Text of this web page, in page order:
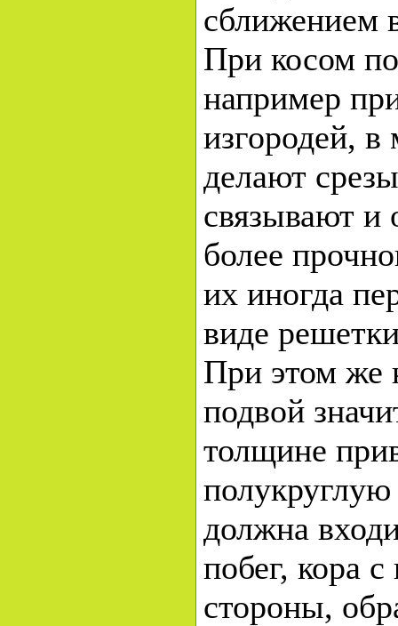
сближением
При косом
например
изгородей, в
делают
связывают и
более
их иногда
виде
При этом же
подвой
толщине
должна
побег, кора
стороны,